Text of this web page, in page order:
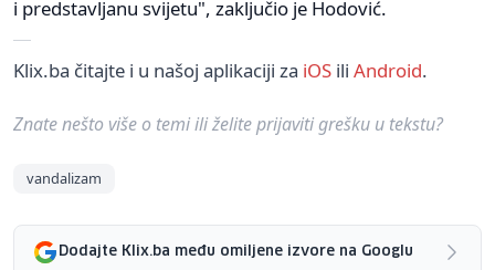
i predstavljanu svijetu", zaključio je Hodović.
Klix.ba čitajte i u našoj aplikaciji za iOS ili Android.
Znate nešto više o temi ili želite prijaviti grešku u tekstu?
vandalizam
Dodajte Klix.ba među omiljene izvore na Googlu